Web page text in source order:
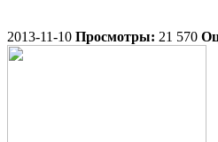
2013-11-10 Просмотры: 21 570